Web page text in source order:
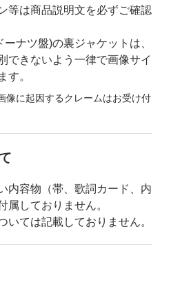
等は商品説明文を必ずご確認
ナツ盤)の裏ジャケットは、
できないよう一律で画像サイ
す。
像に起因するクレームはお受け付
内容物（帯、歌詞カード、内
属しておりません。
いては記載しておりません。